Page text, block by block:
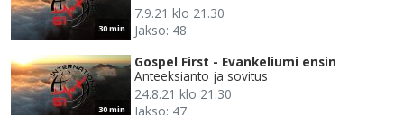
30 min
7.9.21 klo 21.30
Jakso: 48
30 min
Gospel First - Evankeliumi ensin
Anteeksianto ja sovitus
24.8.21 klo 21.30
Jakso: 47